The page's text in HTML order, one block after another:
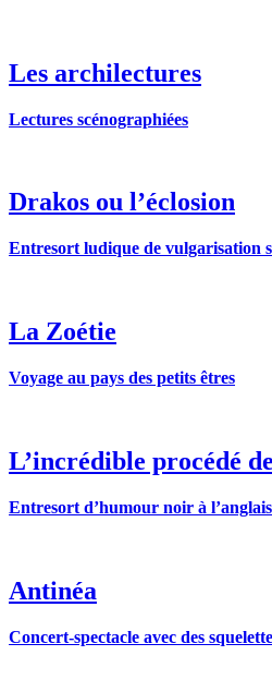
Les archilectures
Lectures scénographiées
Drakos ou l’éclosion
Entresort ludique de vulgarisation
La Zoétie
Voyage au pays des petits êtres
L’incrédible procédé
Entresort d’humour noir à
Antinéa
Concert-spectacle avec des